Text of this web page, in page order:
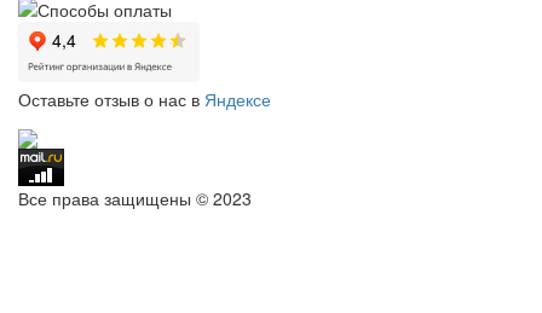
Оставьте отзыв о нас в Яндексе
Все права защищены © 2023